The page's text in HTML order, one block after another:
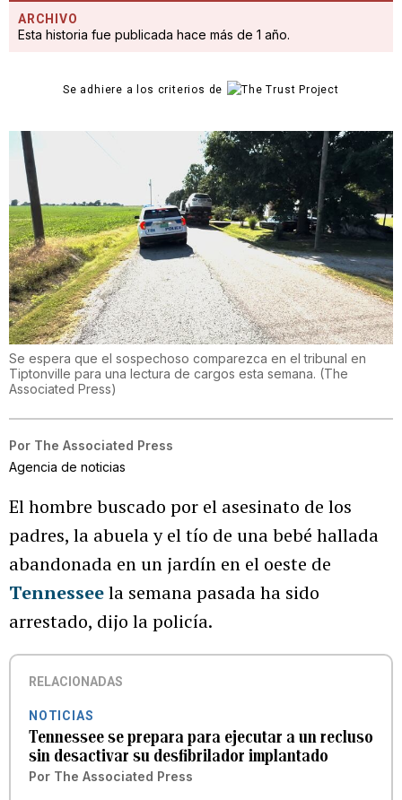
ARCHIVO
Esta historia fue publicada hace más de 1 año.
Se adhiere a los criterios de
Se espera que el sospechoso comparezca en el tribunal en
Tiptonville para una lectura de cargos esta semana. (The
Associated Press)
Por The Associated Press
Agencia de noticias
El hombre buscado por el asesinato de los
padres, la abuela y el tío de una bebé hallada
abandonada en un jardín en el oeste de
Tennesseela semana pasada ha sido
arrestado, dijo la policía.
RELACIONADAS
NOTICIAS
Tennessee se prepara para ejecutar a un recluso
sin desactivar su desfibrilador implantado
Por The Associated Press